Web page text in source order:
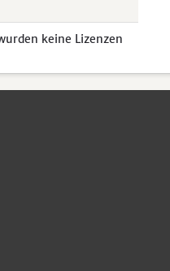
keine Lizenzen